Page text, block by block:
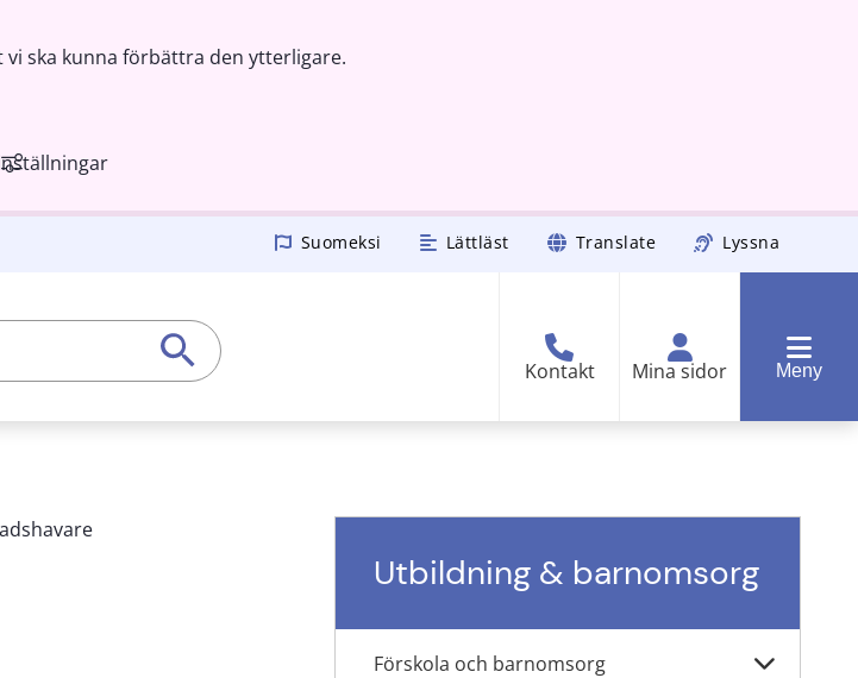
ska kunna förbättra den ytterligare.
Suomeksi Lättläst Translate Lyssna
Kontakt Mina sidor Meny
Utbildning & barnomsorg
Förskola och barnomsorg